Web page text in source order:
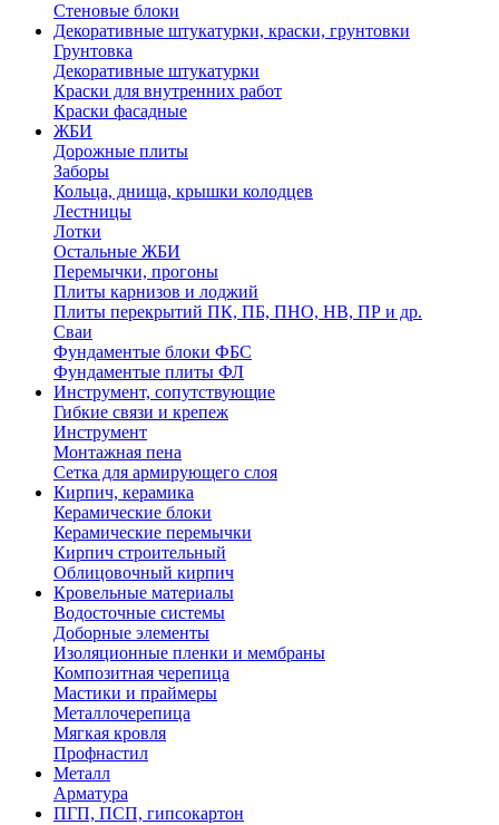
Стеновые блоки
Декоративные штукатурки, краски, грунтовки
Грунтовка
Декоративные штукатурки
Краски для внутренних работ
Краски фасадные
ЖБИ
Дорожные плиты
Заборы
Кольца, днища, крышки колодцев
Лестницы
Лотки
Остальные ЖБИ
Перемычки, прогоны
Плиты карнизов и лоджий
Плиты перекрытий ПК, ПБ, ПНО, НВ, ПР и др.
Сваи
Фундаментые блоки ФБС
Фундаментые плиты ФЛ
Инструмент, сопутствующие
Гибкие связи и крепеж
Инструмент
Монтажная пена
Сетка для армирующего слоя
Кирпич, керамика
Керамические блоки
Керамические перемычки
Кирпич строительный
Облицовочный кирпич
Кровельные материалы
Водосточные системы
Доборные элементы
Изоляционные пленки и мембраны
Композитная черепица
Мастики и праймеры
Металлочерепица
Мягкая кровля
Профнастил
Металл
Арматура
ПГП, ПСП, гипсокартон